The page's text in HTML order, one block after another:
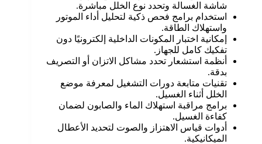
شاشة الغسالة وتحدد نوع الخلل مباشرة.
استخدام برامج فحص ذكية لتحليل أداء الموتور
واستهلاك الطاقة.
إمكانية اختبار المكونات الداخلية إلكترونيًا دون
تفكيك كامل للجهاز.
أنظمة استشعار تحدد مشاكل الاتزان أو التصريف
بدقة.
تقنيات متابعة دورات التشغيل لمعرفة موضع
الخلل أثناء الغسيل.
برامج مراقبة استهلاك الماء والصابون لضمان
كفاءة الغسيل.
أدوات قياس الاهتزاز والصوت لتحديد الأعطال
الميكانيكية.